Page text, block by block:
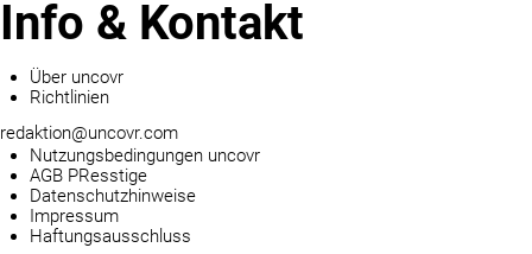
Info & Kontakt
Über uncovr
Richtlinien
redaktion@uncovr.com
Nutzungsbedingungen uncovr
AGB PResstige
Datenschutzhinweise
Impressum
Haftungsausschluss